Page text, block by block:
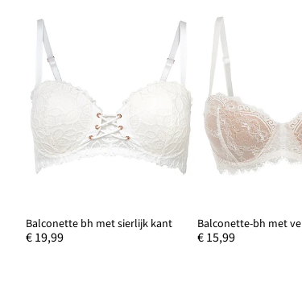
Balconette bh met sierlijk kant
€ 19,99 € 15,99